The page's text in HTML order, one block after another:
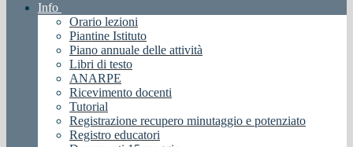
Info
Orario lezioni
Piantine Istituto
Piano annuale delle attività
Libri di testo
ANARPE
Ricevimento docenti
Tutorial
Registrazione recupero minutaggio e potenziato
Registro educatori